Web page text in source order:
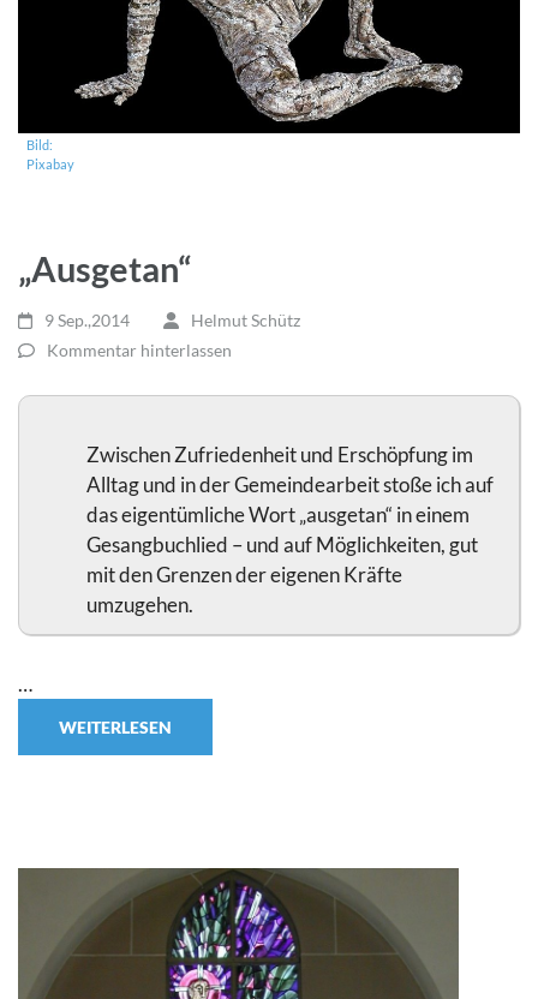
Bild:
Pixabay
„Ausgetan“
9 Sep.,2014
Helmut Schütz
Kommentar hinterlassen
Zwischen Zufriedenheit und Erschöpfung im
Alltag und in der Gemeindearbeit stoße ich auf
das eigentümliche Wort „ausgetan“ in einem
Gesangbuchlied – und auf Möglichkeiten, gut
mit den Grenzen der eigenen Kräfte
umzugehen.
…
WEITERLESEN